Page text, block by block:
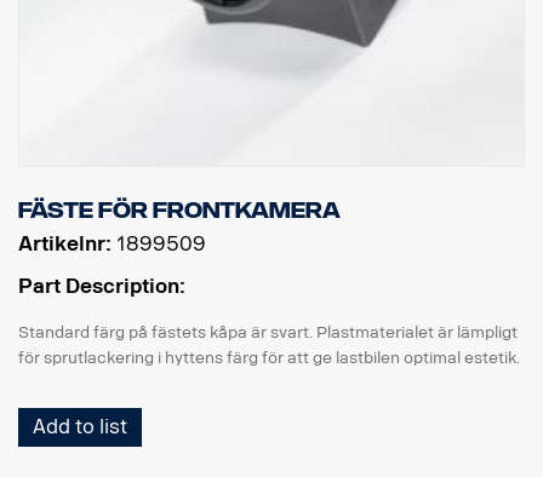
Fäste för frontkamera
Artikelnr: 1899509
Part Description:
Standard färg på fästets kåpa är svart. Plastmaterialet är lämpligt
för sprutlackering i hyttens färg för att ge lastbilen optimal estetik.
Add to list